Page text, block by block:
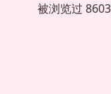
被浏览过